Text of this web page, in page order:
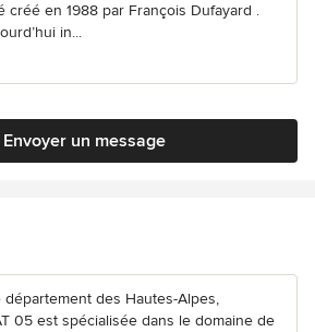
créé en 1988 par François Dufayard .
in...
Envoyer un message
département des Hautes-Alpes,
05 est spécialisée dans le domaine de